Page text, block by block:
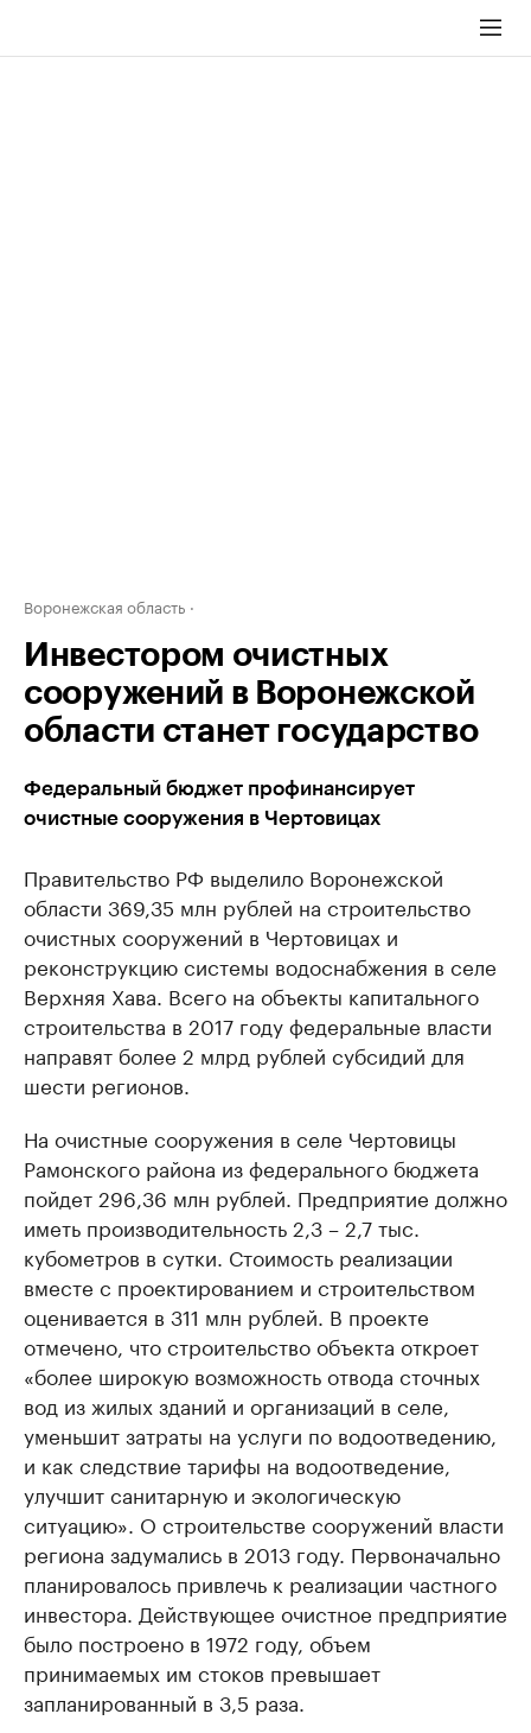
Воронежская область
Инвестором очистных
сооружений в Воронежской
области станет государство
Федеральный бюджет профинансирует
очистные сооружения в Чертовицах
Правительство РФ выделило Воронежской
области 369,35 млн рублей на строительство
очистных сооружений в Чертовицах и
реконструкцию системы водоснабжения в селе
Верхняя Хава. Всего на объекты капитального
строительства в 2017 году федеральные власти
направят более 2 млрд рублей субсидий для
шести регионов.
На очистные сооружения в селе Чертовицы
Рамонского района из федерального бюджета
пойдет 296,36 млн рублей. Предприятие должно
иметь производительность 2,3 – 2,7 тыс.
кубометров в сутки. Стоимость реализации
вместе с проектированием и строительством
оценивается в 311 млн рублей. В проекте
отмечено, что строительство объекта откроет
«более широкую возможность отвода сточных
вод из жилых зданий и организаций в селе,
уменьшит затраты на услуги по водоотведению,
и как следствие тарифы на водоотведение,
улучшит санитарную и экологическую
ситуацию». О строительстве сооружений власти
региона задумались в 2013 году. Первоначально
планировалось привлечь к реализации частного
инвестора. Действующее очистное предприятие
было построено в 1972 году, объем
принимаемых им стоков превышает
запланированный в 3,5 раза.